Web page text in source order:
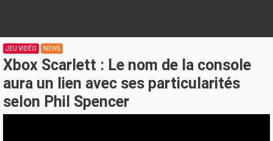
JEU VIDÉO NEWS
Xbox Scarlett : Le nom de la console
aura un lien avec ses particularités
selon Phil Spencer